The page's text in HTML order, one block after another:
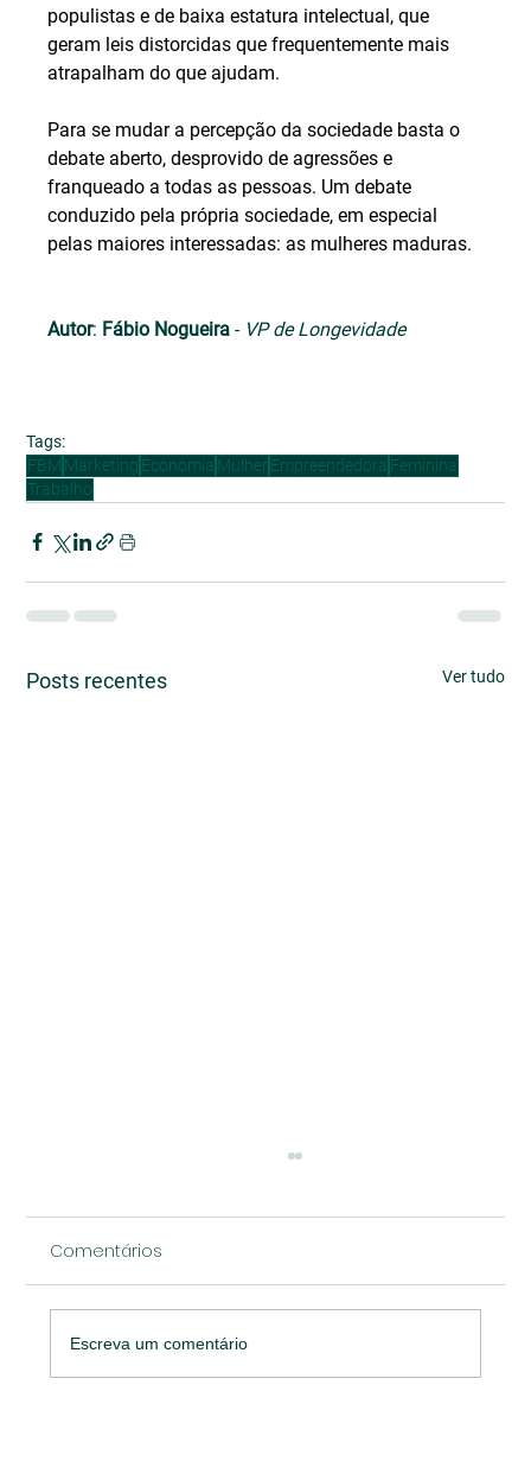
populistas e de baixa estatura intelectual, que
geram leis distorcidas que frequentemente mais
atrapalham do que ajudam.
Para se mudar a percepção da sociedade basta o
debate aberto, desprovido de agressões e
franqueado a todas as pessoas. Um debate
conduzido pela própria sociedade, em especial
pelas maiores interessadas: as mulheres maduras.
Autor: Fábio Nogueira - VP de Longevidade
Tags:
FBM Marketing Economia Mulher Empreendedora Feminina
Trabalho
Posts recentes Ver tudo
Comentários
Escreva um comentário